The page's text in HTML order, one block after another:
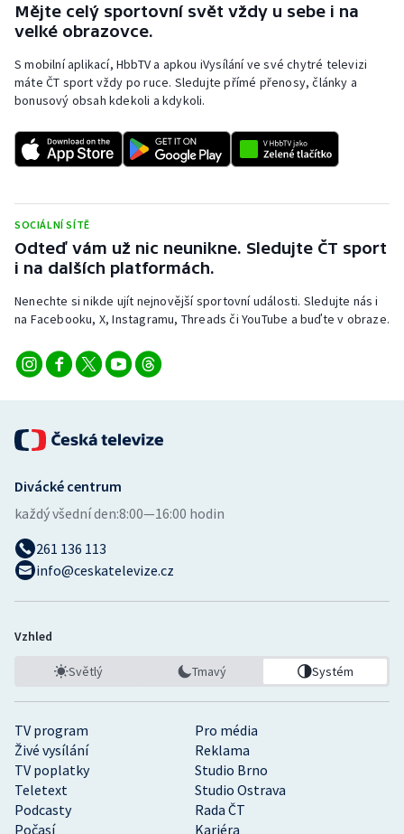
Mějte celý sportovní svět vždy u sebe i na
velké obrazovce.
S mobilní aplikací, HbbTV a apkou iVysílání ve své chytré televizi
máte ČT sport vždy po ruce. Sledujte přímé přenosy, články a
bonusový obsah kdekoli a kdykoli.
SOCIÁLNÍ SÍTĚ
Odteď vám už nic neunikne. Sledujte ČT sport
i na dalších platformách.
Nenechte si nikde ujít nejnovější sportovní události. Sledujte nás i
na Facebooku, X, Instagramu, Threads či YouTube a buďte v obraze.
TV program
Pro média
Živé vysílání
Reklama
TV poplatky
Studio Brno
Teletext
Studio Ostrava
Podcasty
Rada ČT
Počasí
Kariéra
Divácké centrum
každý všední den:8:00—16:00 hodin
261 136 113
info@ceskatelevize.cz
Vzhled
Světlý Tmavý Systém